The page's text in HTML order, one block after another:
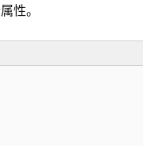
性。